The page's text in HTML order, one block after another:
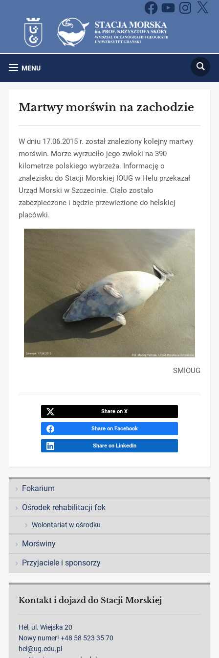
FacebookYouTubeInstagram
X
MENU
Fokarium
Ośrodek rehabilitacji fok
Wolontariat w ośrodku
Morświny
Przyjaciele i sponsorzy
Kontakt i dojazd do Stacji Morskiej
Hel, ul. Wiejska 20
Nowy numer! +48 58 523 35 70
hel@ug.edu.pl
Martwy morświn na zachodzie
W dniu 17.06.2015 r. został znaleziony kolejny martwy
morświn. Morze wyrzuciło jego zwłoki na 390
kilometrze polskiego wybrzeża. Informację o
znalezisku do Stacji Morskiej IOUG w Helu przekazał
Urząd Morski w Szczecinie. Ciało zostało
zabezpieczone i będzie przewiezione do helskiej
placówki.
SMIOUG
Share on X
Share on Facebook
Share on LinkedIn